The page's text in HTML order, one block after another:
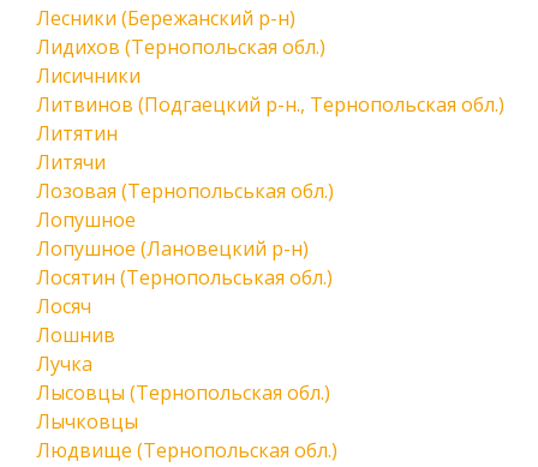
Лесники (Бережанский р-н)
Лидихов (Тернопольская обл.)
Лисичники
Литвинов (Подгаецкий р-н., Тернопольская обл.)
Литятин
Литячи
Лозовая (Тернопольськая обл.)
Лопушное
Лопушное (Лановецкий р-н)
Лосятин (Тернопольськая обл.)
Лосяч
Лошнив
Лучка
Лысовцы (Тернопольская обл.)
Лычковцы
Людвище (Тернопольская обл.)